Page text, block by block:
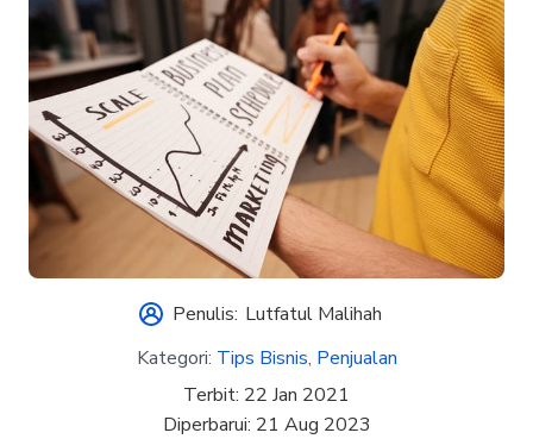
Penulis: Lutfatul Malihah
Kategori: Tips Bisnis, Penjualan
Terbit: 22 Jan 2021
Diperbarui: 21 Aug 2023